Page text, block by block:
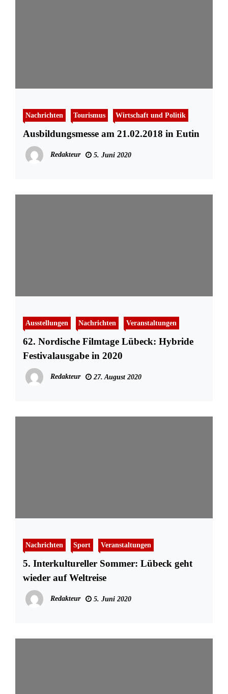
Nachrichten Tourismus Wirtschaft und Politik
Ausbildungsmesse am 21.02.2018 in Eutin
Redakteur 5. Juni 2020
Ausstellungen Nachrichten Veranstaltungen
62. Nordische Filmtage Lübeck: Hybride
Festivalausgabe in 2020
Redakteur 27. August 2020
Nachrichten Sport Veranstaltungen
5. Interkultureller Sommer: Lübeck geht
wieder auf Weltreise
Redakteur 5. Juni 2020